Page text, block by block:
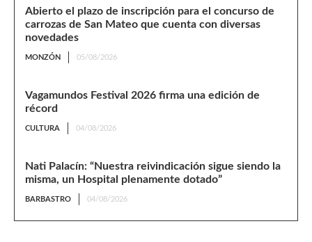
Abierto el plazo de inscripción para el concurso de
carrozas de San Mateo que cuenta con diversas
novedades
MONZÓN 05/08/2026
Vagamundos Festival 2026 firma una edición de
récord
CULTURA 04/08/2026
Nati Palacín: “Nuestra reivindicación sigue siendo la
misma, un Hospital plenamente dotado”
BARBASTRO 04/08/2026